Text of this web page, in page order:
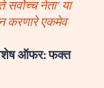
सर्वोच्च नेता' या
करणारे एकमेव
ऑफर: फक्त